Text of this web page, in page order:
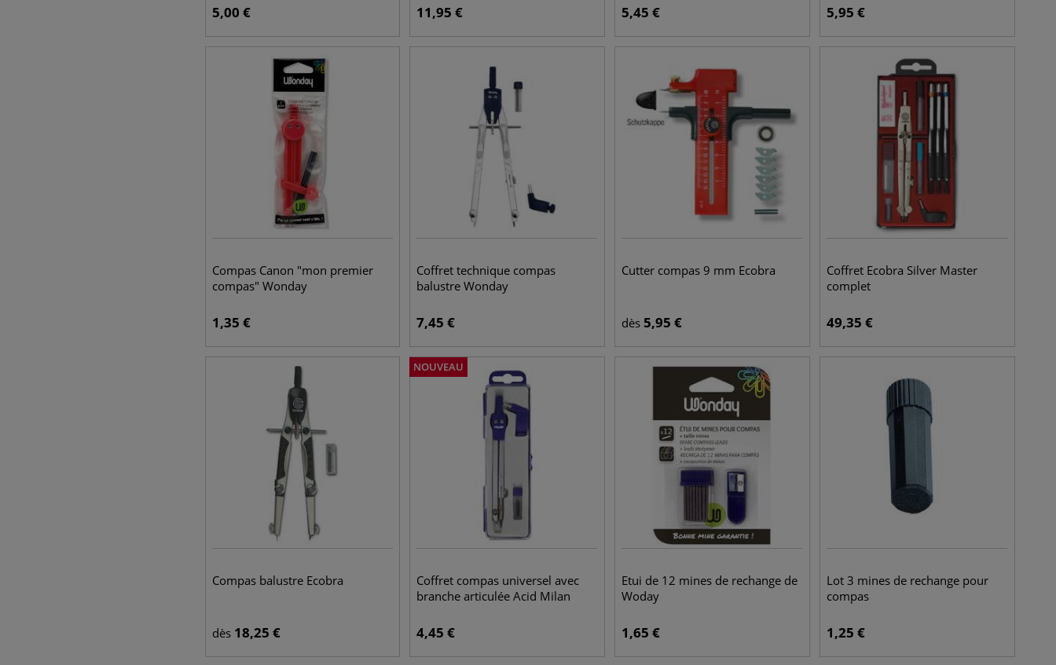
5,00 € 11,95 € 5,45 € 5,95 €
Compas Canon "mon premier
compas" Wonday
1,35 €
Coffret technique compas
balustre Wonday
7,45 €
Cutter compas 9 mm Ecobra
dès 5,95 €
Coffret Ecobra Silver Master
complet
49,35 €
Compas balustre Ecobra
dès 18,25 €
NOUVEAU
Coffret compas universel avec
branche articulée Acid Milan
4,45 €
Etui de 12 mines de rechange de
Woday
1,65 €
Lot 3 mines de rechange pour
compas
1,25 €